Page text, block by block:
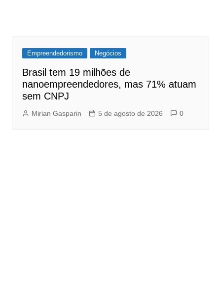
Empreendedorismo Negócios
Brasil tem 19 milhões de
nanoempreendedores, mas 71% atuam
sem CNPJ
Mirian Gasparin 5 de agosto de 2026 0